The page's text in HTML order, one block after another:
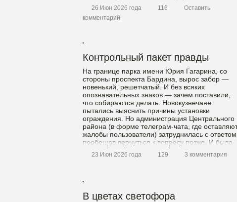
26 Июн 2026 года 116
Оставить
комментарий
Контрольный пакет правды
На границе парка имени Юрия Гагарина, со
стороны проспекта Бардина, вырос забор —
новенький, решетчатый. И без всяких
опознавательных знаков — зачем поставили,
что собираются делать. Новокузнечане
пытались выяснить причины установки
ограждения. Но администрация Центрального
района (в форме телеграм-чата, где
жалобы пользователи) затруднилась с ответом,
пообещав вернуться к вопросу позже. И была
23 Июн 2026 года 129 3 комментария
В цветах светофора